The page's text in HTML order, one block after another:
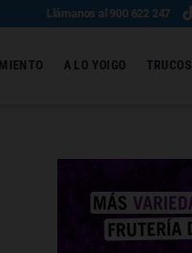
Llámanos al 900 622 247
A LO YOIGO TRUCOS